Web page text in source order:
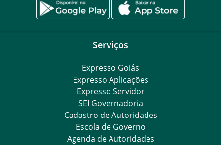
Serviços
Expresso Goiás
Expresso Aplicações
Expresso Servidor
SEI Governadoria
Cadastro de Autoridades
Escola de Governo
Agenda de Autoridades